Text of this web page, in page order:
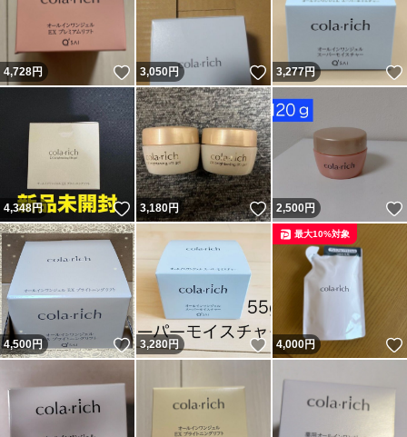
4,728円 いいね！
3,050円 いいね！
3,277円
4,348円 いいね！
3,180円 いいね！
2,500円
4,500円 いいね！
3,280円 いいね！
4,000円
最大10%対象